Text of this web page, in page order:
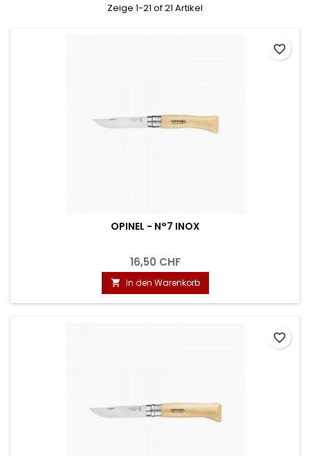
Zeige 1-21 of 21 Artikel
OPINEL - N°7 INOX
16,50 CHF
 In den Warenkorb
favorite_border
favorite_border